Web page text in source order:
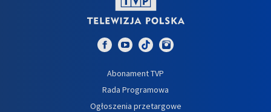
Abonament TVP
Rada Programowa
Ogłoszenia przetargowe